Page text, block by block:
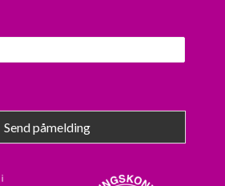
Send påmelding